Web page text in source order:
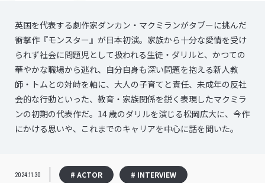
英国を代表する劇作家ダンカン・マクミランがタブーに挑んだ
衝撃作『モンスター』が日本初演。家族から十分な愛情を受け
られず社会に問題児として扱われる生徒・ダリルと、かつての
華やかな職場から逃れ、自分自身も深い問題を抱える新人教
師・トムとの対峙を軸に、大人の子育てと責任、未成年の反社
会的な行動といった、教育・家族関係を鋭く表現したマクミラ
ンの初期の代表作だ。14 歳のダリルを演じる松岡広大に、今作
にかける思いや、これまでのキャリアを中心に話を聞いた。
2024.11.30 # ACTOR # INTERVIEW